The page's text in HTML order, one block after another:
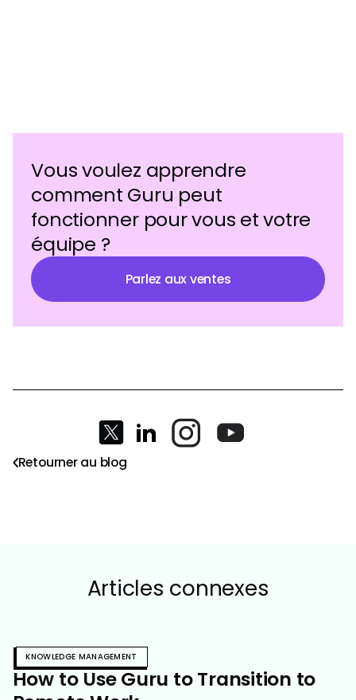
Vous voulez apprendre
comment Guru peut
fonctionner pour vous et votre
équipe ?
Parlez aux ventes
Retourner au blog
Articles connexes
KNOWLEDGE MANAGEMENT
How to Use Guru to Transition to